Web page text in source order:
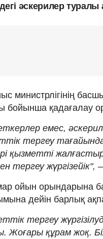
әскерилер
министрлігінің
бойынша қадағалау
емес,
тергеу
қызметті
тергеу
ойын орындарына
дейін барлық
тергеу
Жоғары құрам жоқ.